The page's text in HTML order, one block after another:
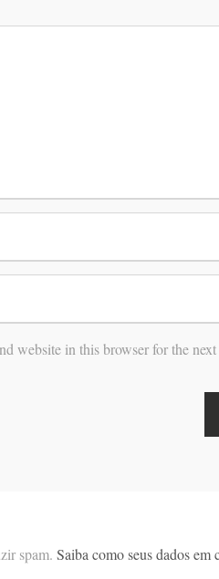
website in this browser for the
spam. Saiba como seus dados em